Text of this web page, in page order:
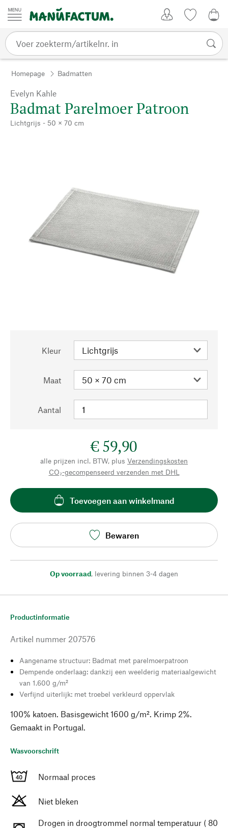
Passer au contenu
Homepage Badmatten
Evelyn Kahle
Badmat Parelmoer Patroon
Lichtgrijs - 50 × 70 cm
Kleur
Maat
Aantal
€ 59,90
alle prijzen incl. BTW, plus Verzendingskosten
CO₂-gecompenseerd verzenden met DHL
Toevoegen aan winkelmand
Bewaren
Op voorraad, levering binnen 3-4 dagen
Productinformatie
Artikel nummer 207576
Aangename structuur: Badmat met parelmoerpatroon
Dempende onderlaag: dankzij een weelderig materiaalgewicht
van 1.600 g/m²
Verfijnd uiterlijk: met troebel verkleurd oppervlak
100% katoen. Basisgewicht 1600 g/m². Krimp 2%.
Gemaakt in Portugal.
Wasvoorschrift
Normaal proces
Niet bleken
Drogen in droogtrommel normal temperatuur ( 80